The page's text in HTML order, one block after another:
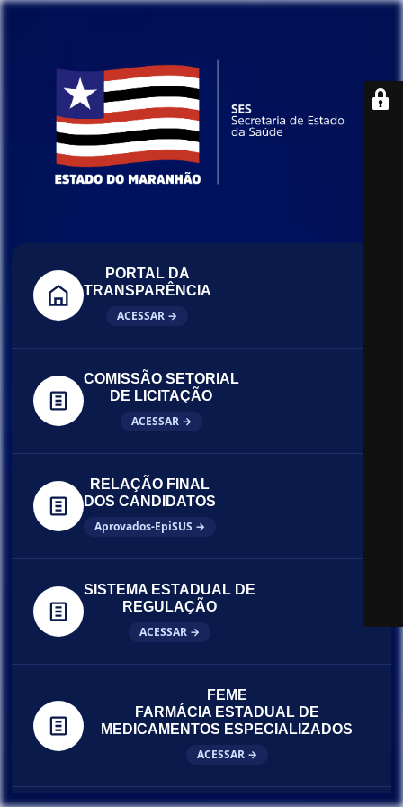
PORTAL DA
TRANSPARÊNCIA
ACESSAR →
COMISSÃO SETORIAL
DE LICITAÇÃO
ACESSAR →
RELAÇÃO FINAL
DOS CANDIDATOS
Aprovados-EpiSUS →
SISTEMA ESTADUAL DE
REGULAÇÃO
ACESSAR →
FEME
FARMÁCIA ESTADUAL DE
MEDICAMENTOS ESPECIALIZADOS
ACESSAR →